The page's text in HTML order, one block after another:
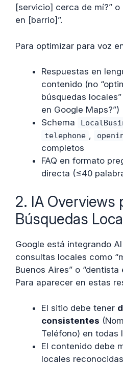
[servicio] cerca de mí?” o
en [barrio]”.
Para optimizar para voz
Respuestas en
contenido (no
búsquedas
en Google Maps?”)
Schema
telephone ,
completos
FAQ en formato
directa (≤40
2. IA Overviews
Búsquedas
Google está integrando
consultas locales como
Buenos Aires” o “dentista
Para aparecer en estas
El sitio debe tener
consistentes
Teléfono) en todas
El contenido debe
locales